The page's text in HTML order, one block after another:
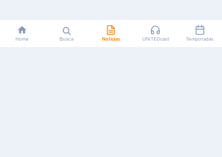
Home Busca Notícias UNITEDcast Temporadas